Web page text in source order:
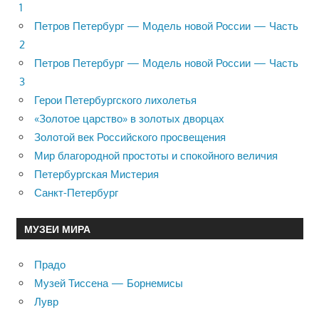
1
Петров Петербург — Модель новой России — Часть
2
Петров Петербург — Модель новой России — Часть
3
Герои Петербургского лихолетья
«Золотое царство» в золотых дворцах
Золотой век Российского просвещения
Мир благородной простоты и спокойного величия
Петербургская Мистерия
Санкт-Петербург
МУЗЕИ МИРА
Прадо
Музей Тиссена — Борнемисы
Лувр